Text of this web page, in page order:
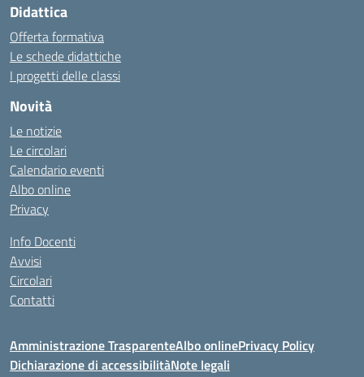
Didattica
Offerta formativa
Le schede didattiche
I progetti delle classi
Novità
Le notizie
Le circolari
Calendario eventi
Albo online
Privacy
Info Docenti
Avvisi
Circolari
Contatti
Amministrazione TrasparenteAlbo onlinePrivacy Policy
Dichiarazione di accessibilitàNote legali